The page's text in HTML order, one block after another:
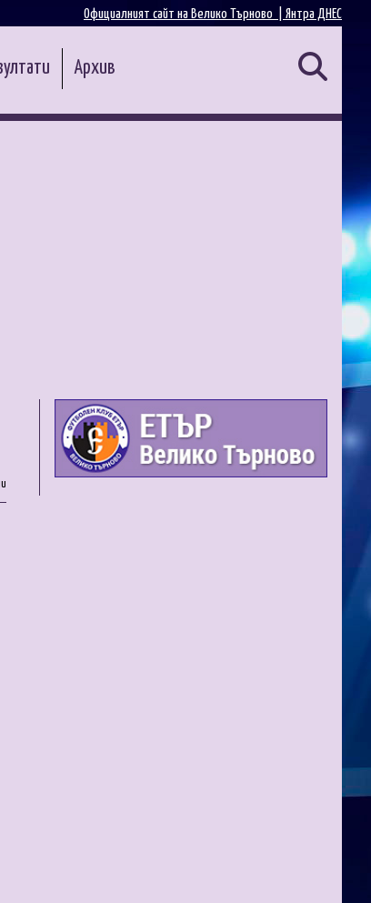
Янтра ДНЕС
Официалният сайт на Велико Търново |
Архив